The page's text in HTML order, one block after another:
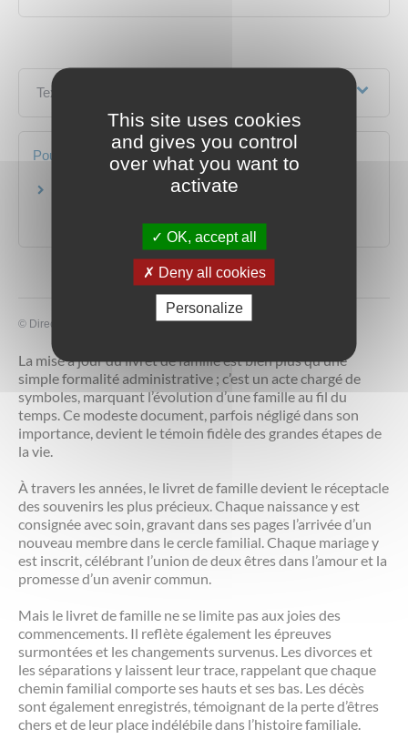
Textes de référence
Pour en savoir plus
L'étiquetage des allergènes, un impératif de santé
Ministère chargé de l'économie
© Direction de l'information légale et administrative
La mise à jour du livret de famille est bien plus qu’une
simple formalité administrative ; c’est un acte chargé de
symboles, marquant l’évolution d’une famille au fil du
temps. Ce modeste document, parfois négligé dans son
importance, devient le témoin fidèle des grandes étapes de
la vie.
À travers les années, le livret de famille devient le réceptacle
des souvenirs les plus précieux. Chaque naissance y est
consignée avec soin, gravant dans ses pages l’arrivée d’un
nouveau membre dans le cercle familial. Chaque mariage y
est inscrit, célébrant l’union de deux êtres dans l’amour et la
promesse d’un avenir commun.
Mais le livret de famille ne se limite pas aux joies des
commencements. Il reflète également les épreuves
surmontées et les changements survenus. Les divorces et
les séparations y laissent leur trace, rappelant que chaque
chemin familial comporte ses hauts et ses bas. Les décès
sont également enregistrés, témoignant de la perte d’êtres
chers et de leur place indélébile dans l’histoire familiale.
This site uses cookies
and gives you control
over what you want to
activate
OK, accept all
Deny all cookies
Personalize